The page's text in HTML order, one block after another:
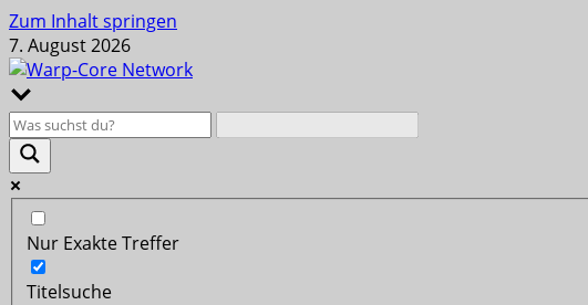
Zum Inhalt springen
7. August 2026
Nur Exakte Treffer
Titelsuche